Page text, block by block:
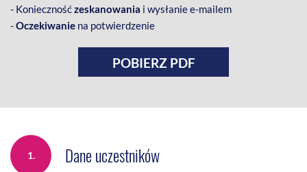
- Koniecznośćzeskanowania i wysłanie e-mailem
-Oczekiwanie na potwierdzenie
POBIERZ PDF
1. Dane uczestników